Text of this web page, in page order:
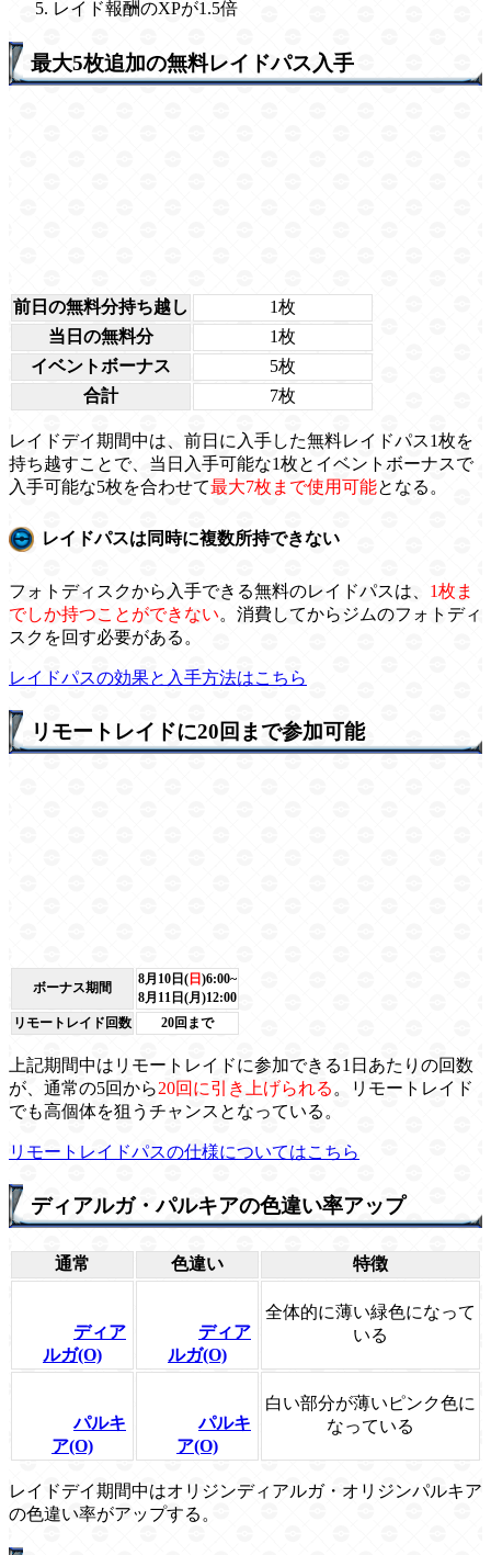
レイド報酬のXPが1.5倍
最大5枚追加の無料レイドパス入手
前日の無料分持ち越し
1枚
当日の無料分
1枚
イベントボーナス
5枚
合計
7枚
レイドデイ期間中は、前日に入手した無料レイドパス1枚を
持ち越すことで、当日入手可能な1枚とイベントボーナスで
入手可能な5枚を合わせて最大7枚まで使用可能となる。
レイドパスは同時に複数所持できない
フォトディスクから入手できる無料のレイドパスは、 1枚ま
でしか持つことができない。消費してからジムのフォトディ
スクを回す必要がある。
レイドパスの効果と入手方法はこちら
リモートレイドに20回まで参加可能
ボーナス期間
8月10日(日)6:00~
8月11日(月)12:00
リモートレイド回数
20回まで
上記期間中はリモートレイドに参加できる1日あたりの回数
が、通常の5回から20回に引き上げられる 。リモートレイド
でも高個体を狙うチャンスとなっている。
リモートレイドパスの仕様についてはこちら
ディアルガ・パルキアの色違い率アップ
通常 色違い 特徴
ディア
ルガ(O)
ディア
ルガ(O)
全体的に薄い緑色になって
いる
パルキ
ア(O)
パルキ
ア(O)
白い部分が薄いピンク色に
なっている
レイドデイ期間中はオリジンディアルガ・オリジンパルキア
の色違い率がアップする。